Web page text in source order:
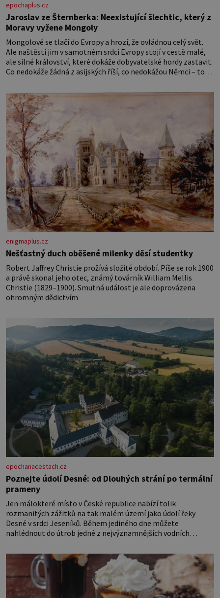
epochaplus.cz
Jaroslav ze Šternberka: Neexistující šlechtic, který z
Moravy vyžene Mongoly
Mongolové se tlačí do Evropy a hrozí, že ovládnou celý svět.
Ale naštěstí jim v samotném srdci Evropy stojí v cestě malé,
ale silné království, které dokáže dobyvatelské hordy zastavit.
Co nedokáže žádná z asijských říší, co nedokážou Němci – to
postupují podél Kaspického a Azovského moře,
enigmaplus.cz
Nešťastný duch oběšené milenky děsí studentky
Robert Jaffrey Christie prožívá složité období. Píše se rok 1900
a právě skonal jeho otec, známý továrník William Mellis
Christie (1829–1900). Smutná událost je ale doprovázena
ohromným dědictvím
epochanacestach.cz
Poznejte údolí Desné: od Dlouhých strání po termální
prameny
Jen málokteré místo v České republice nabízí tolik
rozmanitých zážitků na tak malém území jako údolí řeky
Desné v srdci Jeseníků. Během jediného dne můžete
nahlédnout do útrob jedné z nejvýznamnějších vodních
koloběžce a den zakončit poznáváním památek ve Velkých
Losinách nebo v termálním